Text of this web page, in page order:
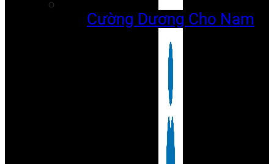
Cường Dương Cho Nam